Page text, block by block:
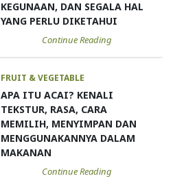
KEGUNAAN, DAN SEGALA HAL
YANG PERLU DIKETAHUI
Continue Reading
FRUIT & VEGETABLE
APA ITU ACAI? KENALI
TEKSTUR, RASA, CARA
MEMILIH, MENYIMPAN DAN
MENGGUNAKANNYA DALAM
MAKANAN
Continue Reading